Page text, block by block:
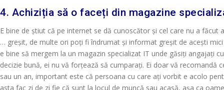
4. Achiziția să o faceți din magazine
E bine de știut că pe internet se dă cunoscător și cel care nu a
… greșit, de multe ori poți fi îndrumat și informat greșit de acești
e bine să mergem la un magazin specializat IT unde găsiți angajați
decizie bună, ei nu vă forțează să cumparați. Ei doar vă
sau un an, important este că persoana cu care ați vorbit e acolo
asta fac zi de zi fie că sunt la locul de muncă sau acasă, așa ca